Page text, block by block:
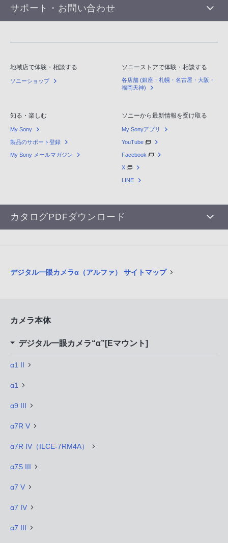
サポート・お問い合わせ
地域店で体験・相談する
ソニーショップ
ソニーストアで体験・相談する
各店舗 (銀座・札幌・名古屋・大阪・
福岡天神)
知る・楽しむ
My Sony
製品のサポート登録
My Sony メールマガジン
ソニーから最新情報を受け取る
My Sonyアプリ
YouTube
Facebook
X
LINE
カタログPDFダウンロード
デジタル一眼カメラα（アルファ） サイトマップ
カメラ本体
デジタル一眼カメラ“α”[Eマウント]
α1 II
α1
α9 III
α7R V
α7R IV（ILCE-7RM4A）
α7S III
α7 V
α7 IV
α7 III